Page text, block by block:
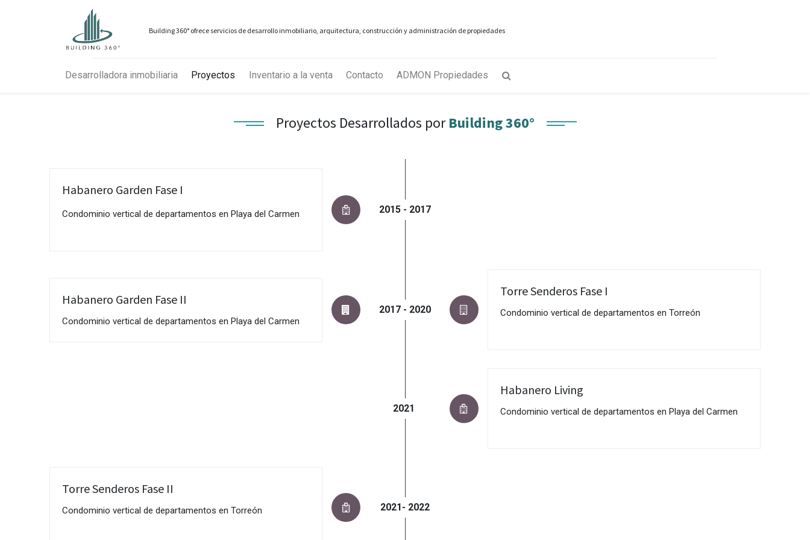
Building 360° ofrece servicios de desarrollo inmobiliario, arquitectura, construcción y administración de propiedades
Desarrolladora inmobiliaria Proyectos Inventario a la venta Contacto ADMON Propiedades
Proyectos Desarrollados porBuilding 360°
2015 - 2017
Habanero Garden Fase I
Condominio vertical de departamentos en Playa del Carmen
2017 - 2020
Habanero Garden Fase II
Condominio vertical de departamentos en Playa del Carmen
Torre Senderos Fase I
Condominio vertical de departamentos en Torreón
2021
Habanero Living
Condominio vertical de departamentos en Playa del Carmen
2021- 2022
Torre Senderos Fase II
Condominio vertical de departamentos en Torreón